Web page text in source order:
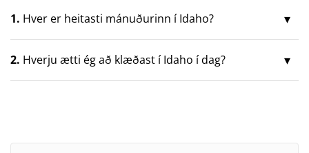
1. Hver er heitasti mánuðurinn í Idaho?
2. Hverju ætti ég að klæðast í Idaho í dag?